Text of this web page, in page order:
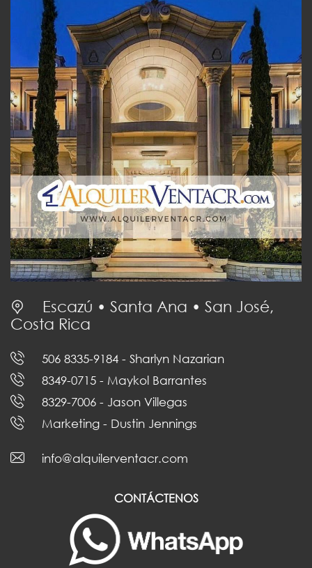
Escazú • Santa Ana • San José,
Costa Rica
506 8335-9184 - Sharlyn Nazarian
8349-0715 - Maykol Barrantes
8329-7006 - Jason Villegas
Marketing - Dustin Jennings
info@alquilerventacr.com
CONTÁCTENOS